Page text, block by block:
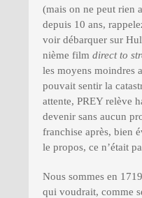
(mais on ne peut rien
depuis 10 ans,
voir débarquer sur
nième film direct to
les moyens moindres
pouvait sentir la
attente, PREY relève
devenir sans aucun
franchise après, bien
le propos, ce n’était
Nous sommes en
qui voudrait, comme